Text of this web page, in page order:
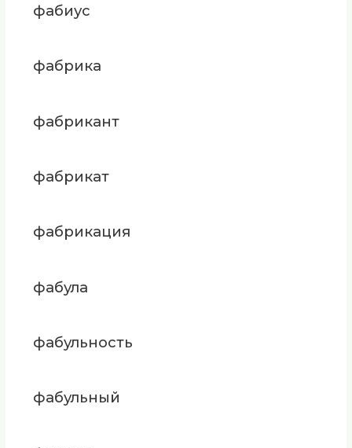
фабиус
фабрика
фабрикант
фабрикат
фабрикация
фабула
фабульность
фабульный